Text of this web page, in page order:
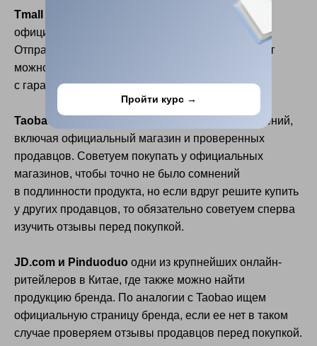
Tmall
официальный магазин Victoria’s Secret в Китае.
Отправка будет напрямую от бренда, поэтому тут
можно купить 100% оригинальную продукцию
с гарантией качества.
Taobao
— маркетплейс с множеством предложений,
включая официальный магазин и проверенных
продавцов. Советуем покупать у официальных
магазинов, чтобы точно не было сомнений
в подлинности продукта, но если вдруг решите купить
у других продавцов, то обязательно советуем сперва
изучить отзывы перед покупкой.
JD.com и Pinduoduo одни из крупнейших онлайн-
ритейлеров в Китае, где также можно найти
продукцию бренда. По аналогии с Taobao ищем
официальную страницу бренда, если ее нет в таком
случае проверяем отзывы продавцов перед покупкой.
Не знаешь как заказать
Пройти курс →